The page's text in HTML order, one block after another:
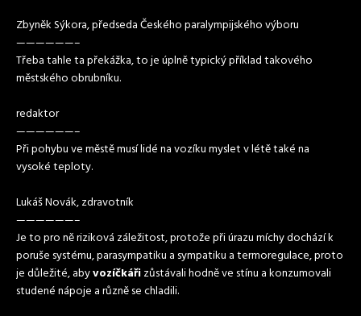
Zbyněk Sýkora, předseda Českého paralympijského výboru
——————–
Třeba tahle ta překážka, to je úplně typický příklad takového
městského obrubníku.
redaktor
——————–
Při pohybu ve městě musí lidé na vozíku myslet v létě také na
vysoké teploty.
Lukáš Novák, zdravotník
——————–
Je to pro ně riziková záležitost, protože při úrazu míchy dochází k
poruše systému, parasympatiku a sympatiku a termoregulace, proto
je důležité, abyvozíčkářizůstávali hodně ve stínu a konzumovali
studené nápoje a různě se chladili.